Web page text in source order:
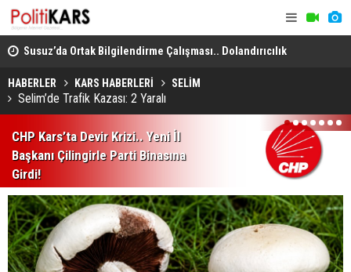
Susuz’da Ortak Bilgilendirme Çalışması.. Dolandırıcılık
ve Şiddete Karşı Uyarı!
HABERLER KARS HABERLERİ SELİM
Selim’de Trafik Kazası: 2 Yaralı
CHP Kars’ta Devir Krizi.. Yeni İl
Başkanı Çilingirle Parti Binasına
Girdi!
1 2 3 4 5 6 7